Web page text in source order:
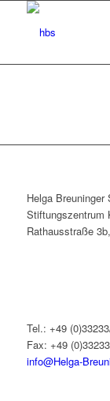
Helga Breuninger
Stiftungszentrum
Rathausstraße
Tel.: +49
Fax: +49
info@Helga-